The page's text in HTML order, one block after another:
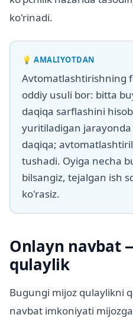
ko'rinadi.
💡AMALIYOTDAN
Avtomatlashtirishning
oddiy usuli bor: bitta
daqiqa sarflashini
yuritiladigan
daqiqa;
tushadi. Oyiga necha
bilsangiz, tejalgan ish
ko'rasiz.
Onlayn navbat
qulaylik
Bugungi mijoz qulaylikni
navbat imkoniyati